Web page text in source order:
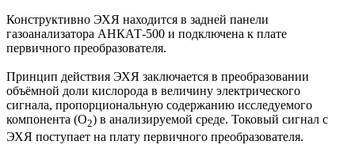
Конструктивно ЭХЯ находится в задней панели
газоанализатора АНКАТ-500 и подключена к плате
первичного преобразователя.
Принцип действия ЭХЯ заключается в преобразовании
объёмной доли кислорода в величину электрического
сигнала, пропорциональную содержанию исследуемого
компонента (О2) в анализируемой среде. Токовый сигнал с
ЭХЯ поступает на плату первичного преобразователя.